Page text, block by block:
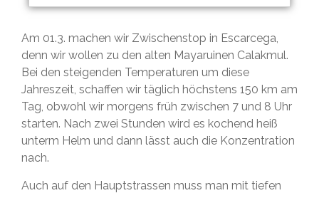
Am 01.3. machen wir Zwischenstop in Escarcega,
denn wir wollen zu den alten Mayaruinen Calakmul.
Bei den steigenden Temperaturen um diese
Jahreszeit, schaffen wir täglich höchstens 150 km am
Tag, obwohl wir morgens früh zwischen 7 und 8 Uhr
starten. Nach zwei Stunden wird es kochend heiß
unterm Helm und dann lässt auch die Konzentration
nach.
Auch auf den Hauptstrassen muss man mit tiefen